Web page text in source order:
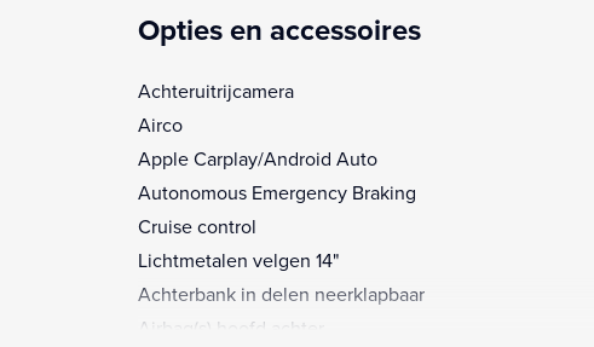
Opties en accessoires
Achteruitrijcamera
Airco
Apple Carplay/Android Auto
Autonomous Emergency Braking
Cruise control
Lichtmetalen velgen 14"
Achterbank in delen neerklapbaar
Airbag(s) hoofd achter